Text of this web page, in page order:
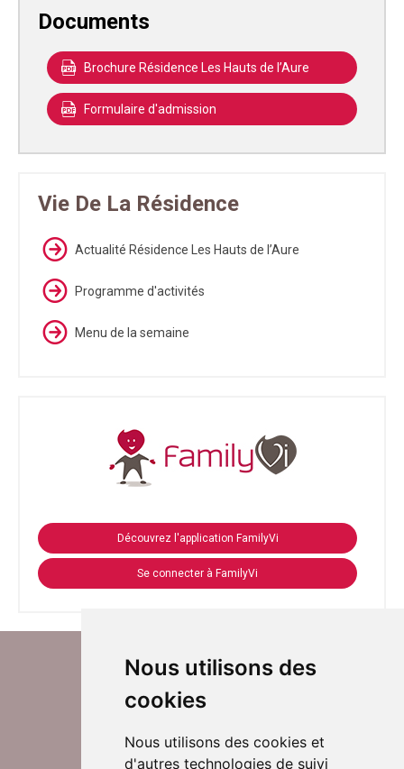
Nous utilisons des
cookies
Nous utilisons des cookies et
d'autres technologies de suivi
Documents
Brochure Résidence Les Hauts de l’Aure
Formulaire d'admission
Vie De La Résidence
Actualité Résidence Les Hauts de l’Aure
Programme d'activités
Menu de la semaine
Découvrez l'application FamilyVi
Se connecter à FamilyVi